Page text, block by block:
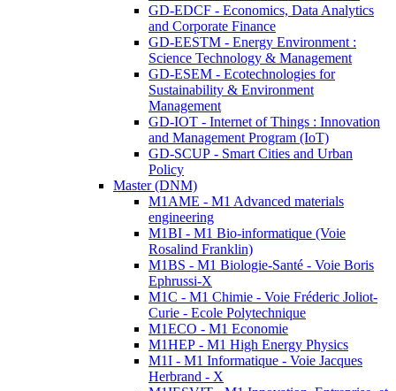
GD-EDCF - Economics, Data Analytics
and Corporate Finance
GD-EESTM - Energy Environment :
Science Technology & Management
GD-ESEM - Ecotechnologies for
Sustainability & Environment
Management
GD-IOT - Internet of Things : Innovation
and Management Program (IoT)
GD-SCUP - Smart Cities and Urban
Policy
Master (DNM)
M1AME - M1 Advanced materials
engineering
M1BI - M1 Bio-informatique (Voie
Rosalind Franklin)
M1BS - M1 Biologie-Santé - Voie Boris
Ephrussi-X
M1C - M1 Chimie - Voie Fréderic Joliot-
Curie - Ecole Polytechnique
M1ECO - M1 Economie
M1HEP - M1 High Energy Physics
M1I - M1 Informatique - Voie Jacques
Herbrand - X